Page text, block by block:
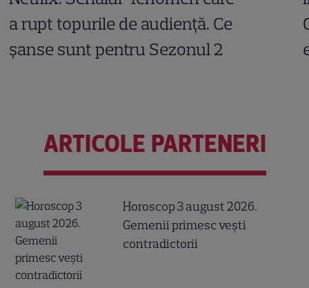
a rupt topurile de audiență. Ce
șanse sunt pentru Sezonul 2
ARTICOLE PARTENERI
Horoscop 3 august 2026.
Gemenii primesc vești
contradictorii